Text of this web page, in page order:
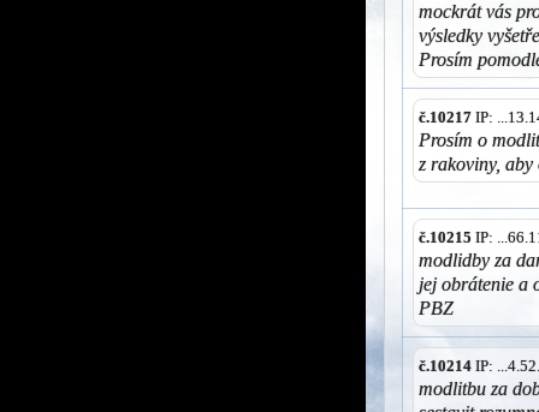
mockrát vás
výsledky
Prosím
č.10217 IP:
Prosím o
z rakoviny,
č.10215 IP:
modlidby za
jej obrátenie a
PBZ
č.10214 IP:
modlitbu za